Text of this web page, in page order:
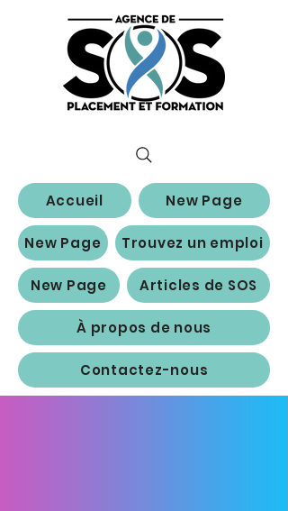
Accueil New Page
New Page Trouvez un emploi
New Page Articles de SOS
À propos de nous
Contactez-nous